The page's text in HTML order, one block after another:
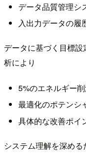
データ品質管理シ
入出力データの履
データに基づく目標
析により
5%のエネルギー
最適化のポテンシ
具体的な改善ポイ
システム理解を深め